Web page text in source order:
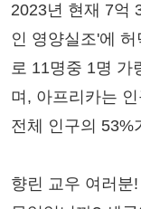
2023년 현재 7억
인 영양실조'에
로 11명중 1명 가
며, 아프리카는
전체 인구의 53%
향린 교우 여러분